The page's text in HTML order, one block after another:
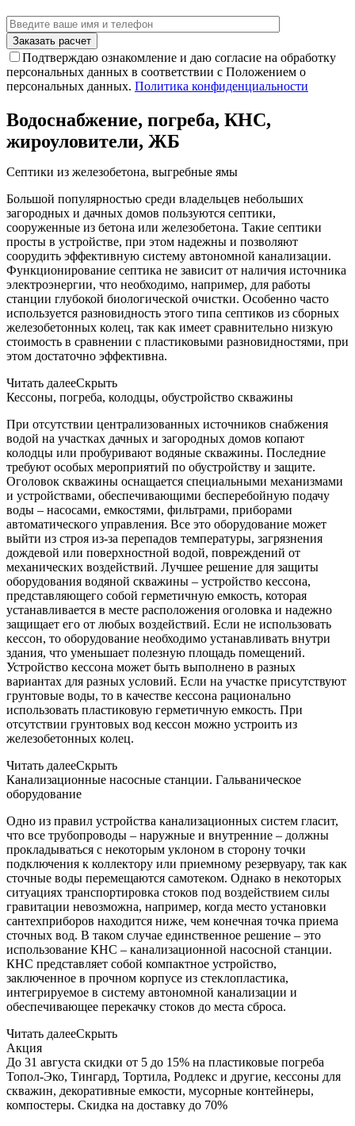
Подтверждаю ознакомление и даю согласие на обработку
персональных данных в соответствии с Положением о
персональных данных. Политика конфиденциальности
Водоснабжение, погреба, КНС,
жироуловители, ЖБ
Септики из железобетона, выгребные ямы
Большой популярностью среди владельцев небольших
загородных и дачных домов пользуются септики,
сооруженные из бетона или железобетона. Такие септики
просты в устройстве, при этом надежны и позволяют
соорудить эффективную систему автономной канализации.
Функционирование септика не зависит от наличия источника
электроэнергии, что необходимо, например, для работы
станции глубокой биологической очистки. Особенно часто
используется разновидность этого типа септиков из сборных
железобетонных колец, так как имеет сравнительно низкую
стоимость в сравнении с пластиковыми разновидностями, при
этом достаточно эффективна.
Читать далееСкрыть
Кессоны, погреба, колодцы, обустройство скважины
При отсутствии централизованных источников снабжения
водой на участках дачных и загородных домов копают
колодцы или пробуривают водяные скважины. Последние
требуют особых мероприятий по обустройству и защите.
Оголовок скважины оснащается специальными механизмами
и устройствами, обеспечивающими бесперебойную подачу
воды – насосами, емкостями, фильтрами, приборами
автоматического управления. Все это оборудование может
выйти из строя из-за перепадов температуры, загрязнения
дождевой или поверхностной водой, повреждений от
механических воздействий. Лучшее решение для защиты
оборудования водяной скважины – устройство кессона,
представляющего собой герметичную емкость, которая
устанавливается в месте расположения оголовка и надежно
защищает его от любых воздействий. Если не использовать
кессон, то оборудование необходимо устанавливать внутри
здания, что уменьшает полезную площадь помещений.
Устройство кессона может быть выполнено в разных
вариантах для разных условий. Если на участке присутствуют
грунтовые воды, то в качестве кессона рационально
использовать пластиковую герметичную емкость. При
отсутствии грунтовых вод кессон можно устроить из
железобетонных колец.
Читать далееСкрыть
Канализационные насосные станции. Гальваническое
оборудование
Одно из правил устройства канализационных систем гласит,
что все трубопроводы – наружные и внутренние – должны
прокладываться с некоторым уклоном в сторону точки
подключения к коллектору или приемному резервуару, так как
сточные воды перемещаются самотеком. Однако в некоторых
ситуациях транспортировка стоков под воздействием силы
гравитации невозможна, например, когда место установки
сантехприборов находится ниже, чем конечная точка приема
сточных вод. В таком случае единственное решение – это
использование КНС – канализационной насосной станции.
КНС представляет собой компактное устройство,
заключенное в прочном корпусе из стеклопластика,
интегрируемое в систему автономной канализации и
обеспечивающее перекачку стоков до места сброса.
Читать далееСкрыть
Акция
До 31 августа скидки от 5 до 15% на пластиковые погреба
Топол-Эко, Тингард, Тортила, Родлекс и другие, кессоны для
скважин, декоративные емкости, мусорные контейнеры,
компостеры. Скидка на доставку до 70%